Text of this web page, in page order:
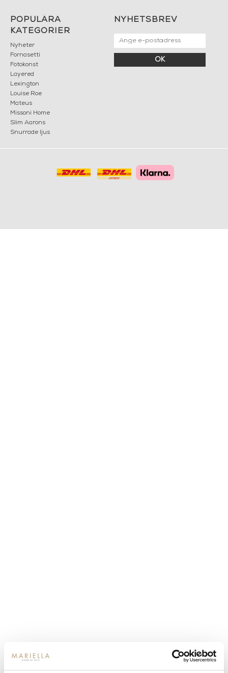
POPULÄRA
KATEGORIER
Nyheter
Fornasetti
Fotokonst
Layered
Lexington
Louise Roe
Mateus
Missoni Home
Slim Aarons
Snurrade ljus
NYHETSBREV
OK